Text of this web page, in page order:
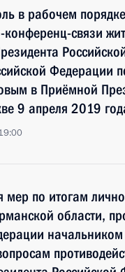
в рабочем
связи
Федерации
в Приёмной
9 апреля 2019
мер по итогам
области,